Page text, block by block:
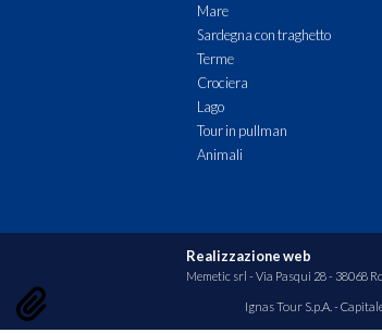
Mare
Sardegna con traghetto
Terme
Crociera
Lago
Tour in pullman
Animali
Realizzazione web
Memetic srl - Via Pasqui 28 - 38068
Ignas Tour S.p.A. -